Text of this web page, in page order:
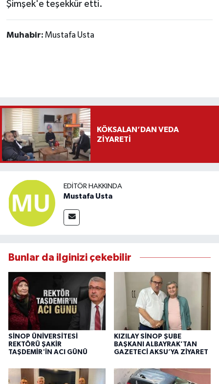
Şimşek'e teşekkür etti.
Muhabir: Mustafa Usta
KÖKSALAN’DAN VEDA
ZİYARETİ
EDITÖR HAKKINDA
Mustafa Usta
Bunlar da ilginizi çekebilir
SİNOP ÜNİVERSİTESİ
REKTÖRÜ ŞAKİR
TAŞDEMİR'İN ACI GÜNÜ
KIZILAY SİNOP ŞUBE
BAŞKANI ALBAYRAK’TAN
GAZETECİ AKSU’YA ZİYARET